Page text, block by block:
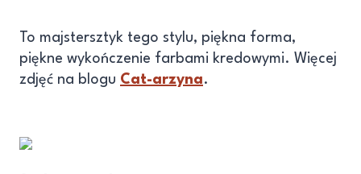
To majstersztyk tego stylu, piękna forma,
piękne wykończenie farbami kredowymi. Więcej
zdjęć na blogu Cat-arzyna.